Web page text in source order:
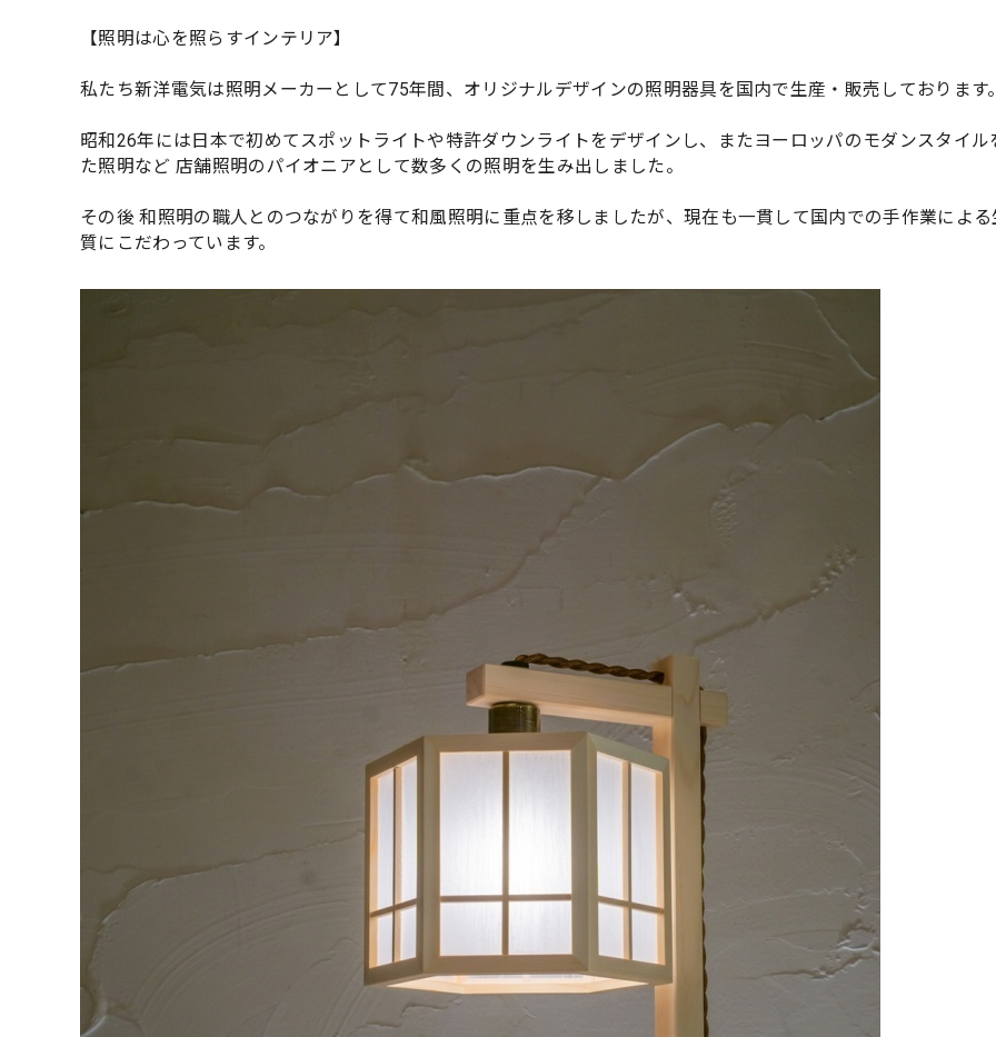
【照明は心を照らすインテリア】
私たち新洋電気は照明メーカーとして75年間、オリジナルデザインの照明器具を国内で生産・販売しております
昭和26年には日本で初めてスポットライトや特許ダウンライトをデザインし、またヨーロッパのモダンスタイル
た照明など 店舗照明のパイオニアとして数多くの照明を生み出しました。
その後 和照明の職人とのつながりを得て和風照明に重点を移しましたが、現在も一貫して国内での手作業によ
質にこだわっています。